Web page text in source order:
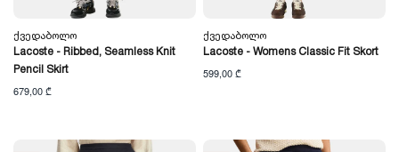
Ქვედაბოლო
Lacoste - Ribbed, Seamless Knit
Pencil Skirt
679,00 ₾
Ქვედაბოლო
Lacoste - Womens Classic Fit Skort
599,00 ₾